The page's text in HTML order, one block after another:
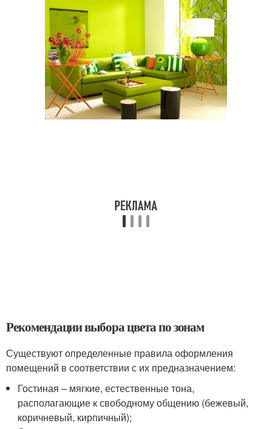
Рекомендации выбора цвета по зонам
Существуют определенные правила оформления
помещений в соответствии с их предназначением:
Гостиная – мягкие, естественные тона,
располагающие к свободному общению (бежевый,
коричневый, кирпичный);